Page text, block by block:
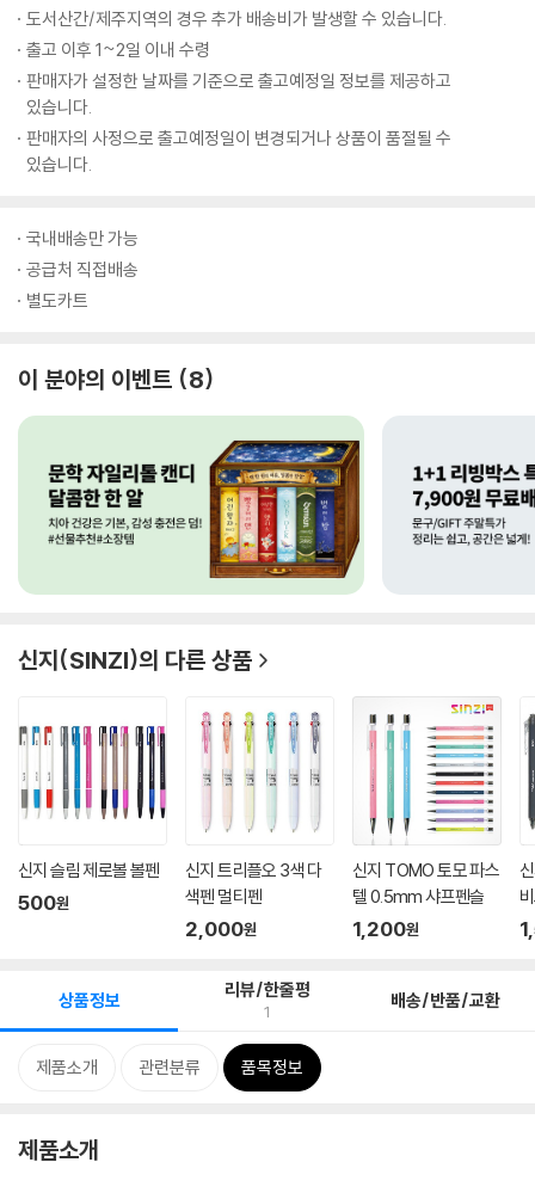
도서산간/제주지역의 경우 추가 배송비가 발생할 수 있습니다.
출고 이후 1~2일 이내 수령
판매자가 설정한 날짜를 기준으로 출고예정일 정보를 제공하고
있습니다.
판매자의 사정으로 출고예정일이 변경되거나 상품이 품절될 수
있습니다.
국내배송만 가능
공급처 직접배송
별도카트
이 분야의 이벤트 8
신지(SINZI)의 다른 상품
신지 슬림 제로볼 볼펜
500원
신지 트리플오 3색 다
색펜 멀티펜
2,000원
신지 TOMO 토모 파스
텔 0.5mm 샤프펜슬
1,200원
상품정보 리뷰/한줄평
1 배송/반품/교환
제품소개 관련분류 품목정보
제품소개